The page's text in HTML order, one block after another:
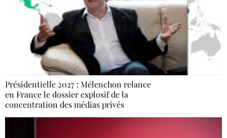
Présidentielle 2027 : Mélenchon relance
en France le dossier explosif de la
concentration des médias privés